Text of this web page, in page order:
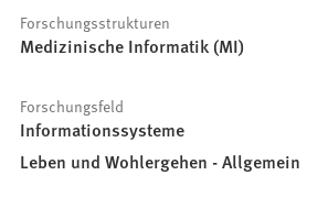
Forschungsstrukturen
Medizinische Informatik (MI)
Forschungsfeld
Informationssysteme
Leben und Wohlergehen - Allgemein